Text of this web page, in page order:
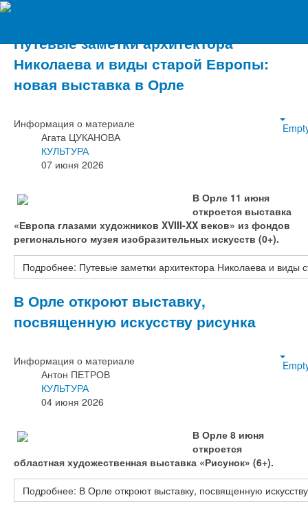
Путевые заметки архитектора
Николаева и виды старой Европы:
новая выставка в Орле
Информация о материале
Агата ЦУКАНОВА
КУЛЬТУРА
07 июня 2026
В Орле 11 июня
откроется выставка
«Европа глазами художников XVIII-XX веков» из фондов
регионального музея изобразительных искусств (0+).
Подробнее: Путевые заметки архитектора Николаева и виды
В Орле откроют выставку,
посвященную искусству рисунка
Информация о материале
Антон ПЕТРОВ
КУЛЬТУРА
04 июня 2026
В Орле 8 июня
откроется
областная художественная выставка «Рисунок» (6+).
Подробнее: В Орле откроют выставку, посвященную